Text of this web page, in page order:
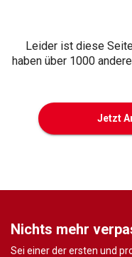
Leider ist diese
haben über 1000
Jetzt
Nichts mehr
Sei einer der ersten und